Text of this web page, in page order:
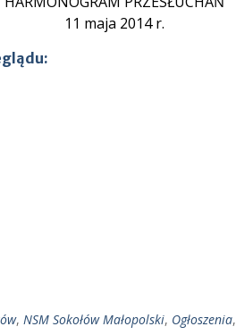
11 maja 2014 r.
, NSM Sokołów Małopolski, Ogłoszenia,